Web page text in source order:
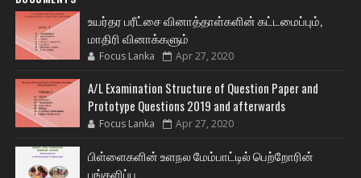
உயர்தர பரீட்சை வினாத்தாள்களின் கட்டமைப்பும்,
மாதிரி வினாக்களும்
Focus Lanka Apr 27, 2020
A/L Examination Structure of Question Paper and
Prototype Questions 2019 and afterwards
Focus Lanka Apr 27, 2020
பிள்ளைகளின் உளநல மேம்பாட்டில் பெற்றோரின்
பங்களிப்பு